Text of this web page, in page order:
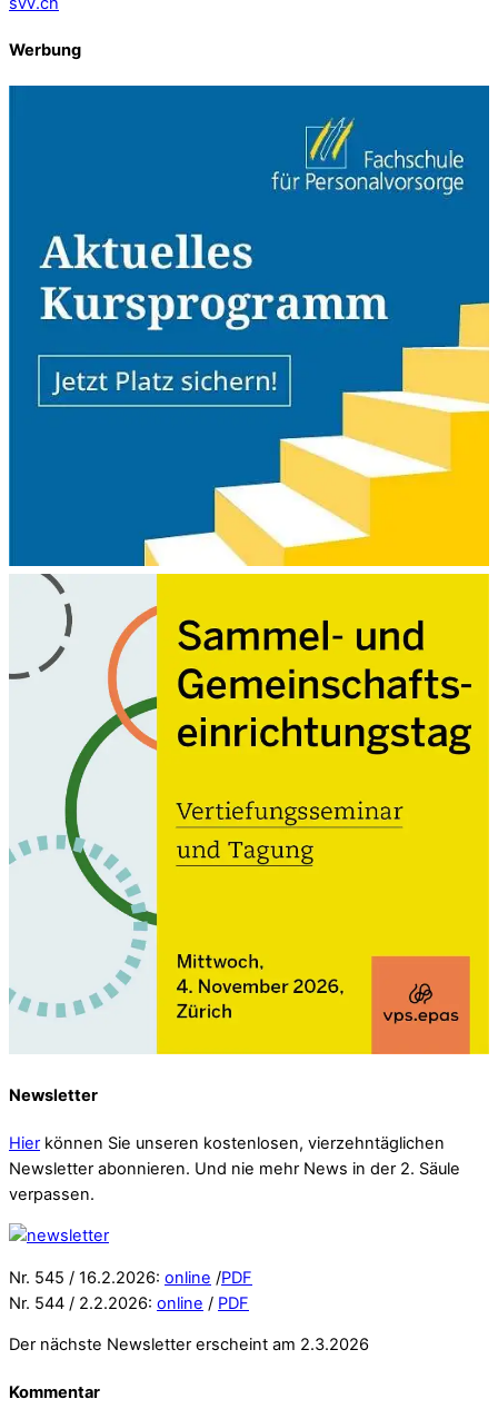
Werbung
Newsletter
Hier können Sie unseren kostenlosen, vierzehntäglichen
Newsletter abonnieren. Und nie mehr News in der 2. Säule
verpassen.
Nr. 545 / 16.2.2026: online /PDF
Nr. 544 / 2.2.2026: online / PDF
Der nächste Newsletter erscheint am 2.3.2026
Kommentar